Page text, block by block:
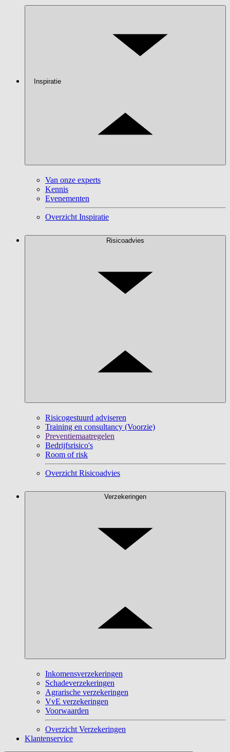
Inspiratie
Van onze experts
Kennis
Evenementen
Overzicht Inspiratie
Risicoadvies
Risicogestuurd adviseren
Training en consultancy (Voorzie)
Preventiemaatregelen
Bedrijfsrisico's
Room of risk
Overzicht Risicoadvies
Verzekeringen
Inkomensverzekeringen
Schadeverzekeringen
Agrarische verzekeringen
VvE verzekeringen
Voorwaarden
Overzicht Verzekeringen
Klantenservice